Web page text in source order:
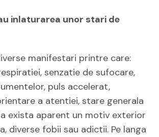
inlaturarea unor stari de
manifestari printre care:
senzatie de sufocare,
puls accelerat,
a atentiei, stare generala
exista aparent un motiv exterior
diverse fobii sau adictii. Pe langa